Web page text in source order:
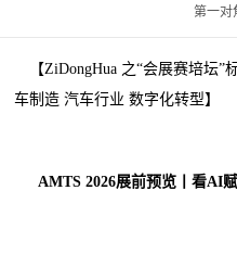
第一对
【ZiDongHua 之“会展赛培坛
车制造 汽车行业 数字化转型】
AMTS 2026展前预览丨看AI